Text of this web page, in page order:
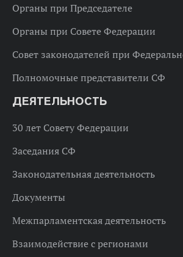
Органы при Председателе
Органы при Совете Федерации
Совет законодателей при
Полномочные представители СФ
ДЕЯТЕЛЬНОСТЬ
30 лет Совету Федерации
Заседания СФ
Законодательная деятельность
Документы
Межпарламентская деятельность
Взаимодействие с регионами